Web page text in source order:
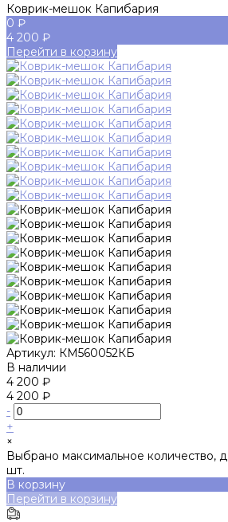
Коврик-мешок Капибария
0 ₽
4 200 ₽
Перейти в корзину
Артикул: КМ560052КБ
В наличии
4 200 ₽
4 200 ₽
-
+
×
Выбрано максимальное количество,
шт.
В корзину
Перейти в корзину